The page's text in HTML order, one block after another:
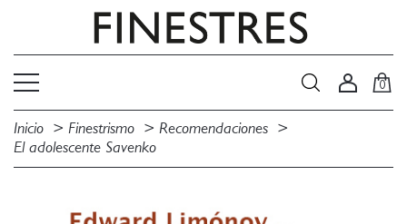
0
Inicio Finestrismo
Recomendaciones
El adolescente Savenko